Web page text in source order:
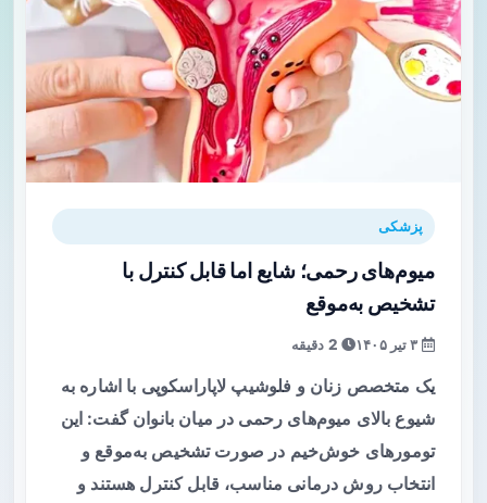
پزشکی
میوم‌های رحمی؛ شایع اما قابل کنترل با
تشخیص به‌موقع
یک متخصص زنان و فلوشیپ لاپاراسکوپی با اشاره به
شیوع بالای میوم‌های رحمی در میان بانوان گفت: این
تومورهای خوش‌خیم در صورت تشخیص به‌موقع و
انتخاب روش درمانی مناسب، قابل کنترل هستند و